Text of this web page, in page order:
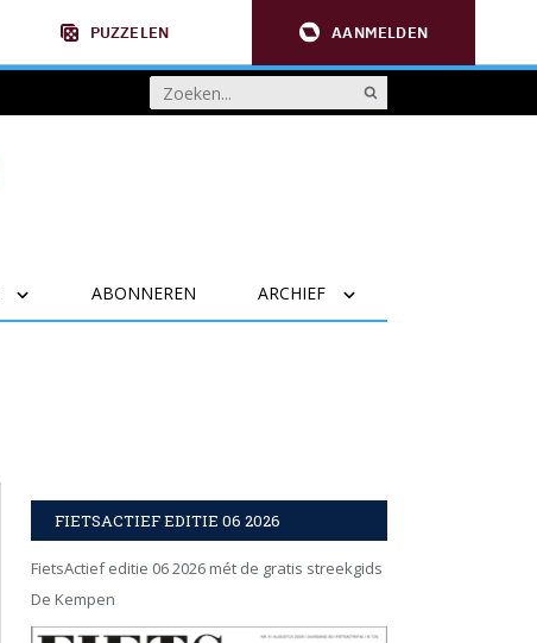
PUZZELEN AANMELDEN
ABONNEREN ARCHIEF
FIETSACTIEF EDITIE 06 2026
FietsActief editie 06 2026 mét de gratis streekgids
De Kempen